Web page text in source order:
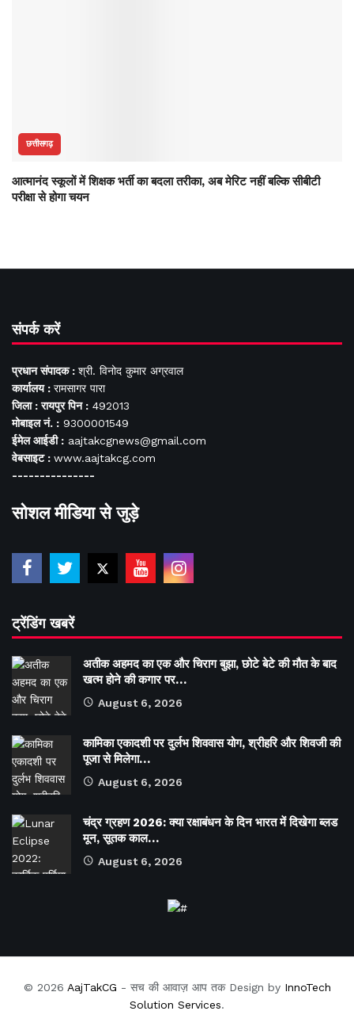
छत्तीसगढ़
आत्मानंद स्कूलों में शिक्षक भर्ती का बदला तरीका, अब मेरिट नहीं बल्कि सीबीटी
परीक्षा से होगा चयन
संपर्क करें
प्रधान संपादक : श्री. विनोद कुमार अग्रवाल
कार्यालय : रामसागर पारा
जिला : रायपुर पिन : 492013
मोबाइल नं. : 9300001549
ईमेल आईडी : aajtakcgnews@gmail.com
वेबसाइट : www.aajtakcg.com
---------------
सोशल मीडिया से जुड़े
ट्रेंडिंग खबरें
अतीक अहमद का एक और चिराग बुझा, छोटे बेटे की मौत के बाद
खत्म होने की कगार पर…
August 6, 2026
कामिका एकादशी पर दुर्लभ शिववास योग, श्रीहरि और शिवजी की
पूजा से मिलेगा…
August 6, 2026
चंद्र ग्रहण 2026: क्या रक्षाबंधन के दिन भारत में दिखेगा ब्लड
मून, सूतक काल…
August 6, 2026
© 2026 AajTakCG - सच की आवाज़ आप तक Design by InnoTech
Solution Services.